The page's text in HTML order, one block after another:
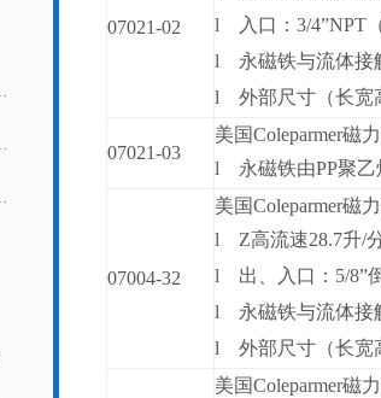
07021-02
l
入口：3/4”NPT
l
永磁铁与流体接
l
外部尺寸（长宽
07021-03
美国Coleparmer磁
l
永磁铁由PP聚
07004-32
美国Coleparmer磁
l
Z高流速28.7升/
l
出、入口：5/8”
l
永磁铁与流体接
l
外部尺寸（长宽
美国Coleparmer磁